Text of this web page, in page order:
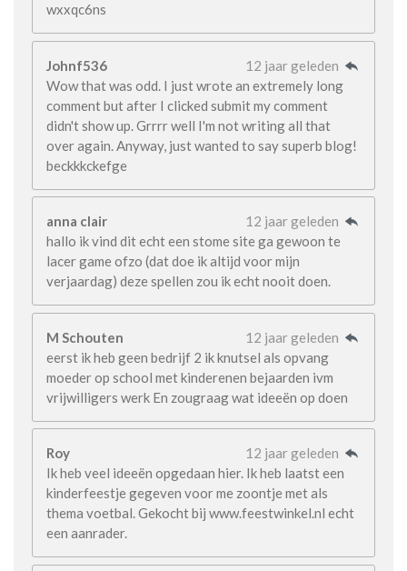
wxxqc6ns
Johnf536
12 jaar geleden
Wow that was odd. I just wrote an extremely long
comment but after I clicked submit my comment
didn't show up. Grrrr well I'm not writing all that
over again. Anyway, just wanted to say superb blog!
beckkkckefge
anna clair
12 jaar geleden
hallo ik vind dit echt een stome site ga gewoon te
lacer game ofzo (dat doe ik altijd voor mijn
verjaardag) deze spellen zou ik echt nooit doen.
M Schouten
12 jaar geleden
eerst ik heb geen bedrijf 2 ik knutsel als opvang
moeder op school met kinderenen bejaarden ivm
vrijwilligers werk En zougraag wat ideeën op doen
Roy
12 jaar geleden
Ik heb veel ideeën opgedaan hier. Ik heb laatst een
kinderfeestje gegeven voor me zoontje met als
thema voetbal. Gekocht bij www.feestwinkel.nl echt
een aanrader.